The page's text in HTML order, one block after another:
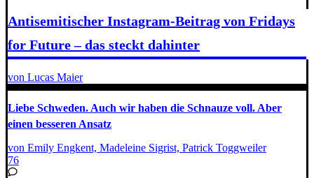
Antisemitischer Instagram-Beitrag von Fridays
for Future – das steckt dahinter
von Lucas Maier
Liebe Schweden. Auch wir haben die Schnauze voll. Aber
einen besseren Ansatz
von Emily Engkent, Madeleine Sigrist, Patrick Toggweiler
76